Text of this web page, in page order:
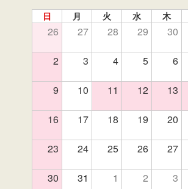
日 月 火 水 木
26 27 28 29 30
2 3 4 5 6
9 10 11 12 13
16 17 18 19 20
23 24 25 26 27
30 31 1 2 3